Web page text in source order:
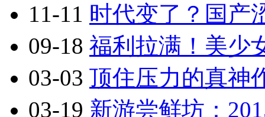
11-11 时代变了？国产
09-18 福利拉满！美少
03-03 顶住压力的真神
03-19 新游尝鲜坊：